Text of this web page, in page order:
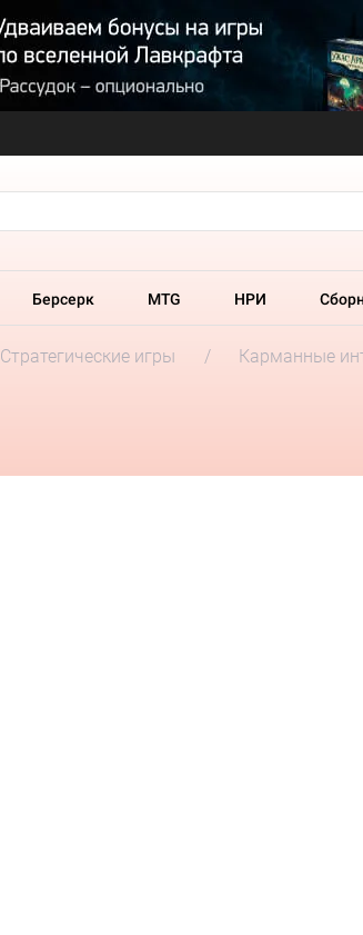
Берсерк MTG НРИ
Стратегические игры Карманные